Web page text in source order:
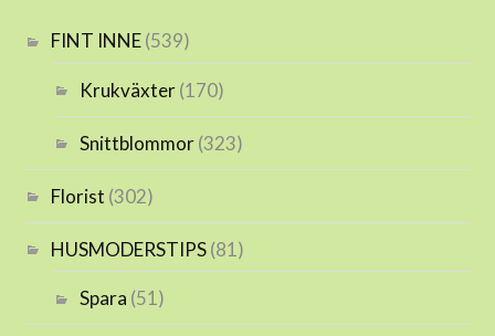
FINT INNE(539)
Krukväxter(170)
Snittblommor(323)
Florist (302)
HUSMODERSTIPS(81)
Spara (51)